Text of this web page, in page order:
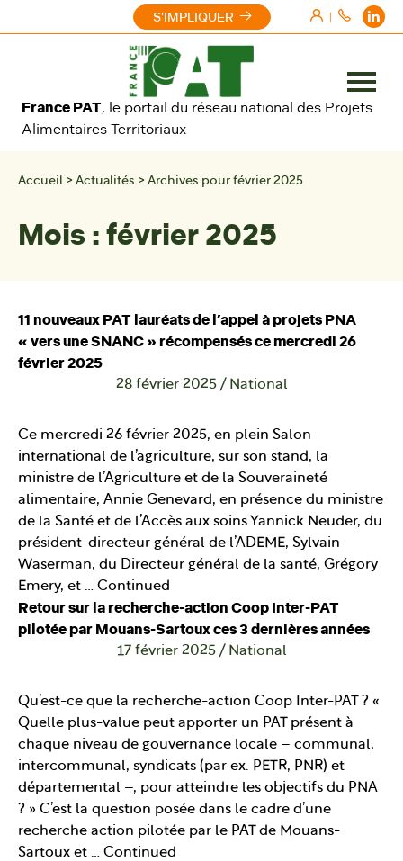
|
France PAT, le portail du réseau national des Projets
Alimentaires Territoriaux
S'IMPLIQUER
Ouvrir
le
Accueil > Actualités > Archives pour février 2025
Mois : février 2025
11 nouveaux PAT lauréats de l’appel à projets PNA
« vers une SNANC » récompensés ce mercredi 26
février 2025
28 février 2025 / National
Ce mercredi 26 février 2025, en plein Salon
international de l’agriculture, sur son stand, la
ministre de l’Agriculture et de la Souveraineté
alimentaire, Annie Genevard, en présence du ministre
de la Santé et de l’Accès aux soins Yannick Neuder, du
président-directeur général de l’ADEME, Sylvain
Waserman, du Directeur général de la santé, Grégory
Emery, et … Continued
Retour sur la recherche-action Coop Inter-PAT
pilotée par Mouans-Sartoux ces 3 dernières années
17 février 2025 / National
Qu’est-ce que la recherche-action Coop Inter-PAT ? «
Quelle plus-value peut apporter un PAT présent à
chaque niveau de gouvernance locale – communal,
intercommunal, syndicats (par ex. PETR, PNR) et
départemental –, pour atteindre les objectifs du PNA
? » C’est la question posée dans le cadre d’une
recherche action pilotée par le PAT de Mouans-
Sartoux et … Continued